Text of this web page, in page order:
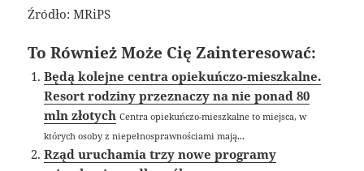
Źródło: MRiPS
To Również Może Cię Zainteresować:
Będą kolejne centra opiekuńczo-mieszkalne.
Resort rodziny przeznaczy na nie ponad 80
mln złotych Centra opiekuńczo-mieszkalne to miejsca, w
których osoby z niepełnosprawnościami mają...
Rząd uruchamia trzy nowe programy